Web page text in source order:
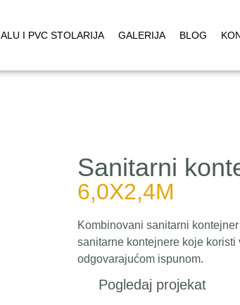
ALU I PVC STOLARIJA GALERIJA BLOG
Sanitarni
6,0X2,4M
Kombinovani sanitarni
sanitarne kontejnere koje
odgovarajućom ispunom.
Pogledaj projekat